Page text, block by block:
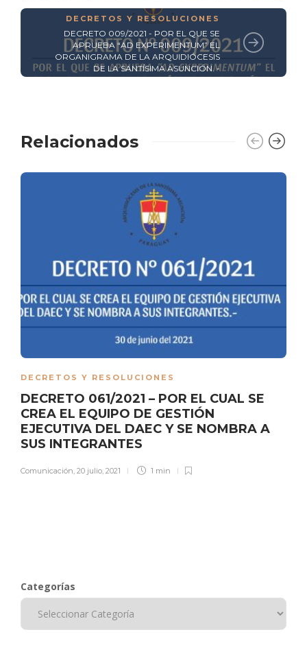
DECRETOS Y RESOLUCIONES
DECRETO 009/2021 - POR EL QUE SE
APRUEBA “AD EXPERIMENTUM” EL
ORGANIGRAMA DE LA ARQUIDIÓCESIS
DE LA SANTÍSIMA ASUNCIÓN. -
Relacionados
DECRETOS Y RESOLUCIONES
DECRETO 061/2021 – POR EL CUAL SE
CREA EL EQUIPO DE GESTIÓN
EJECUTIVA DEL DAEC Y SE NOMBRA A
SUS INTEGRANTES
Comunicación, 20 julio, 2021 1 min
Categorías